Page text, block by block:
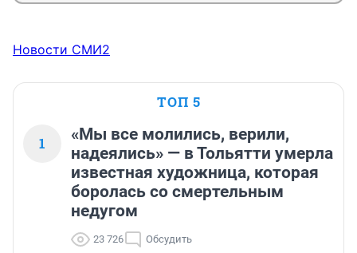
Новости СМИ2
ТОП 5
1
«Мы все молились, верили,
надеялись» — в Тольятти умерла
известная художница, которая
боролась со смертельным
недугом
23 726 Обсудить